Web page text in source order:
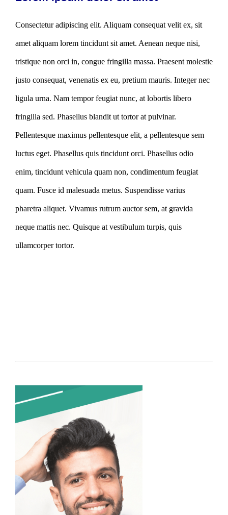
Consectetur adipiscing elit. Aliquam consequat velit ex, sit
amet aliquam lorem tincidunt sit amet. Aenean neque nisi,
tristique non orci in, congue fringilla massa. Praesent molestie
justo consequat, venenatis ex eu, pretium mauris. Integer nec
ligula urna. Nam tempor feugiat nunc, at lobortis libero
fringilla sed. Phasellus blandit ut tortor at pulvinar.
Pellentesque maximus pellentesque elit, a pellentesque sem
luctus eget. Phasellus quis tincidunt orci. Phasellus odio
enim, tincidunt vehicula quam non, condimentum feugiat
quam. Fusce id malesuada metus. Suspendisse varius
pharetra aliquet. Vivamus rutrum auctor sem, at gravida
neque mattis nec. Quisque at vestibulum turpis, quis
ullamcorper tortor.